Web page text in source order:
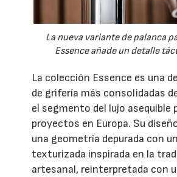
La nueva variante de palanca
Essence añade un detalle
La colección Essence es una
de grifería más consolidadas
el segmento del lujo asequible
proyectos en Europa. Su
una geometría depurada con
texturizada inspirada en la
artesanal, reinterpretada con